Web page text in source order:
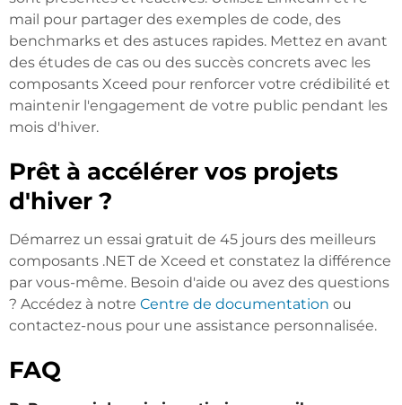
mail pour partager des exemples de code, des
benchmarks et des astuces rapides. Mettez en avant
des études de cas ou des succès concrets avec les
composants Xceed pour renforcer votre crédibilité et
maintenir l'engagement de votre public pendant les
mois d'hiver.
Prêt à accélérer vos projets
d'hiver ?
Démarrez un essai gratuit de 45 jours des meilleurs
composants .NET de Xceed et constatez la différence
par vous-même. Besoin d'aide ou avez des questions
? Accédez à notre Centre de documentation ou
contactez-nous pour une assistance personnalisée.
FAQ